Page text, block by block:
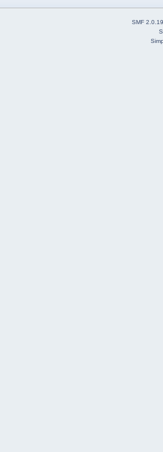
SMF 2.0.19